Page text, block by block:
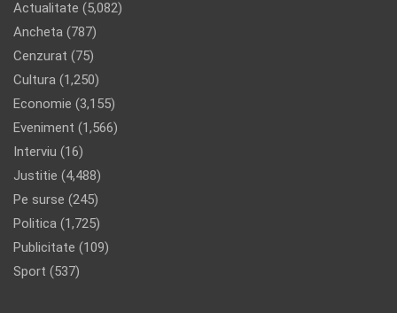
Actualitate (5,082)
Ancheta (787)
Cenzurat (75)
Cultura (1,250)
Economie (3,155)
Eveniment (1,566)
Interviu (16)
Justitie (4,488)
Pe surse (245)
Politica (1,725)
Publicitate (109)
Sport (537)